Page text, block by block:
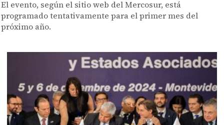
El evento, según el sitio web del Mercosur, está
programado tentativamente para el primer mes del
próximo año.